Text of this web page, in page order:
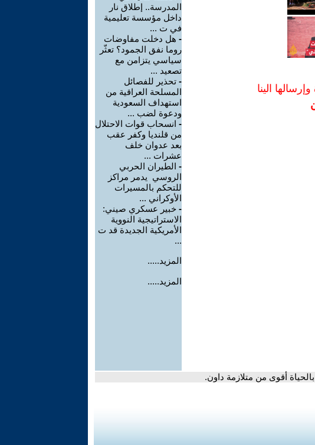
الينا
المدرسة.. إطلاق نار
داخل مؤسسة تعليمية
في ت ...
- هل دخلت مفاوضات
روما نفق الجمود؟ تعثّر
سياسي يتزامن مع
تصعيد ...
- تحذير للفصائل
المسلحة العراقية من
استهداف السعودية
ودعوة لضب ...
- انسحاب قوات الاحتلال
من قلنديا وكفر عقب
بعد عدوان خلف
عشرات ...
- الطيران الحربي
الروسي يدمر مراكز
للتحكم بالمسيرات
الأوكراني ...
- خبير عسكري صيني:
الاستراتيجية النووية
الأمريكية الجديدة قد ت
...
المزيد.....
المزيد.....
أقوى من متلازمة داون.